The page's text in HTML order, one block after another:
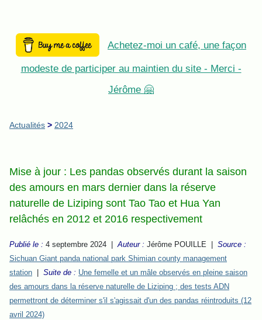
Achetez-moi un café, une façon
modeste de participer au maintien du site - Merci -
Jérôme 🤗
Actualités > 2024
Mise à jour : Les pandas observés durant la saison
des amours en mars dernier dans la réserve
naturelle de Liziping sont Tao Tao et Hua Yan
relâchés en 2012 et 2016 respectivement
Publié le : 4 septembre 2024 |Auteur : Jérôme POUILLE | Source :
Sichuan Giant panda national park Shimian county management
station
Suite de : Une femelle et un mâle observés en pleine saison
des amours dans la réserve naturelle de Liziping ; des tests ADN
permettront de déterminer s'il s'agissait d'un des pandas réintroduits (12
avril 2024)